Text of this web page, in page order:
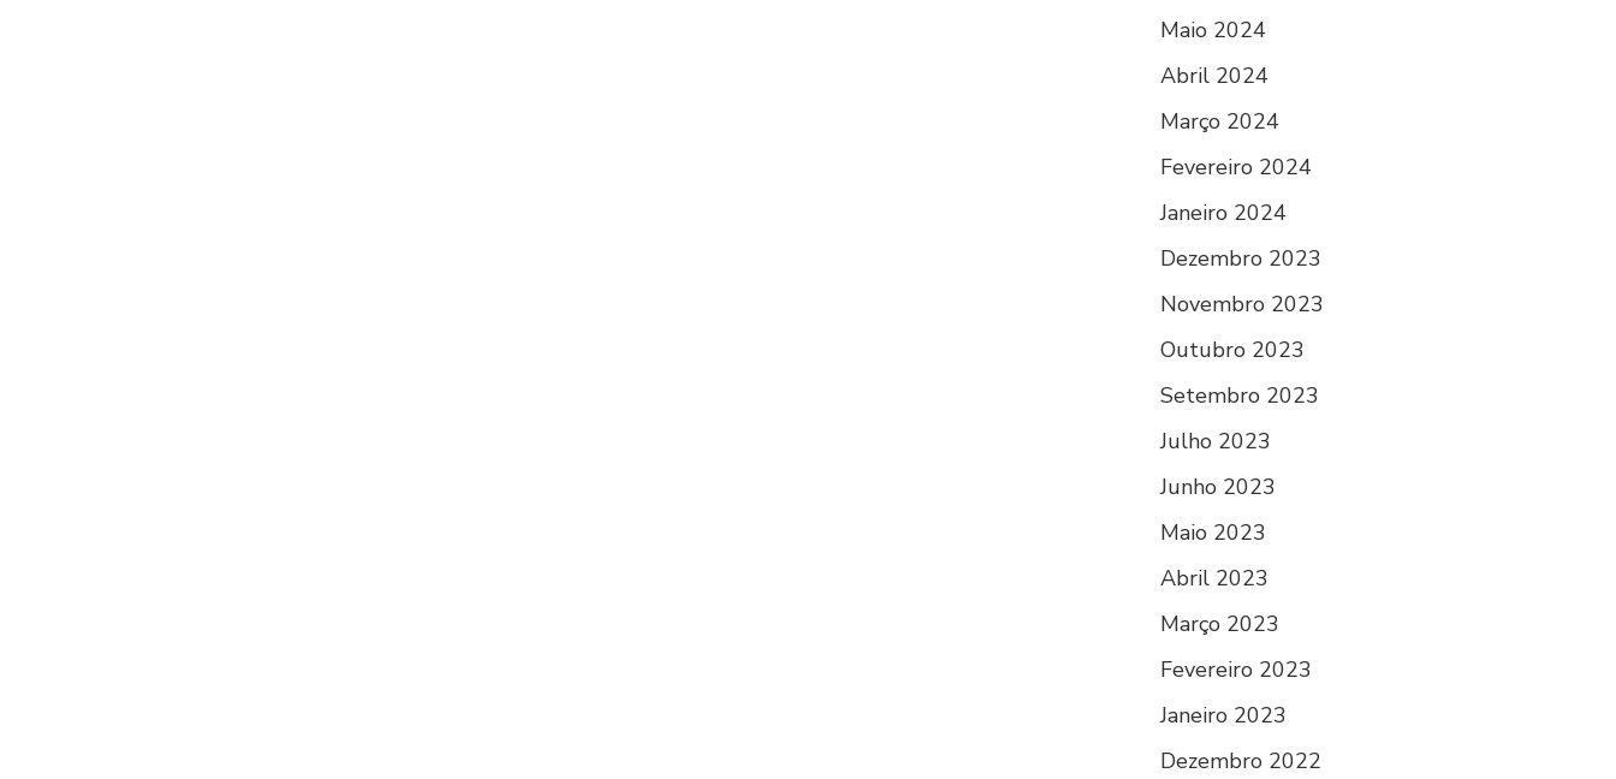
Maio 2024
Abril 2024
Março 2024
Fevereiro 2024
Janeiro 2024
Dezembro 2023
Novembro 2023
Outubro 2023
Setembro 2023
Julho 2023
Junho 2023
Maio 2023
Abril 2023
Março 2023
Fevereiro 2023
Janeiro 2023
Dezembro 2022